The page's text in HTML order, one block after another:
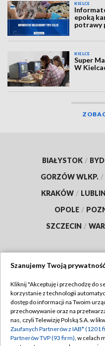
KIELCE
epoką
potrawy
KIELCE
Super
W
BIAŁYSTOK /
GORZÓW WLKP. /
KRAKÓW / LUBLIN
OPOLE /
SZCZECIN /
Abonament TVP
Emisja w TVP
Centrum informacji TVP
Szanujemy Twoją
Kliknij "Akceptuję i przechodzę do
korzystanie z technologii
dostęp do informacji na Twoim
przechowywanie oraz na
nas, czyli Telewizję Polską S.A. w
Zaufanych Partnerów z IAB* (1201
Partnerów TVP (93 firm), w celach